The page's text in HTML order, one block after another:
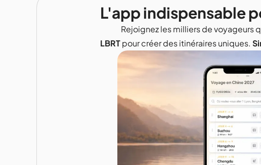
L'app indispensable
Rejoignez les milliers de voyageurs
LBRTpour créer des itinéraires uniques.